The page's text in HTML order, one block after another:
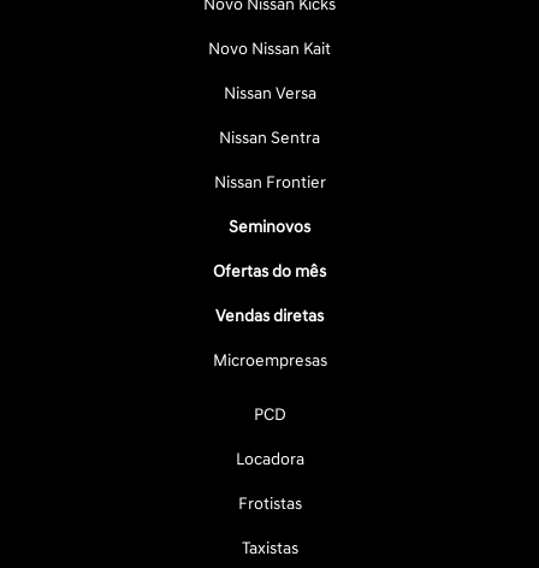
Novo Nissan Kicks
Novo Nissan Kait
Nissan Versa
Nissan Sentra
Nissan Frontier
Seminovos
Ofertas do mês
Vendas diretas
Microempresas
PCD
Locadora
Frotistas
Taxistas